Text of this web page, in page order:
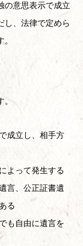
の意思表示で成立
し、法律で定めら
成立し、相手方
よって発生する
言、公正証書遺
る
も自由に遺言を